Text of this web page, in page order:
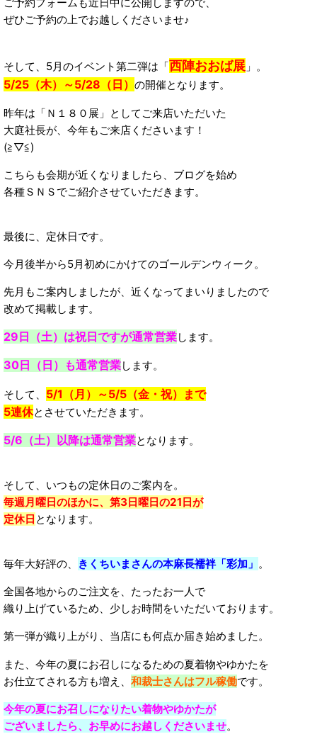
ぜひご予約の上でお越しくださいませ♪
そして、5月のイベント第二弾は「西陣おおば展 」。
5/25（木）～5/28（日） の開催となります。
昨年は「Ｎ１８０展」としてご来店いただいた
大庭社長が、今年もご来店くださいます！
(≧▽≦)
こちらも会期が近くなりましたら、ブログを始め
各種ＳＮＳでご紹介させていただきます。
最後に、定休日です。
今月後半から5月初めにかけてのゴールデンウィーク。
先月もご案内しましたが、近くなってまいりましたので
改めて掲載します。
29日（土）は祝日ですが通常営業します。
30日（日）も通常営業します。
そして、 5/1（月）～5/5（金・祝）まで
5連休とさせていただきます。
5/6（土）以降は通常営業となります。
そして、いつもの定休日のご案内を。
毎週月曜日のほかに、第3日曜日の21日が
定休日 となります。
毎年大好評の、 きくちいまさんの本麻長襦袢「彩加」 。
全国各地からのご注文を、たったお一人で
織り上げているため、少しお時間をいただいております。
第一弾が織り上がり、当店にも何点か届き始めました。
また、今年の夏にお召しになるための夏着物やゆかたを
お仕立てされる方も増え、 和裁士さんはフル稼働です。
今年の夏にお召しになりたい着物やゆかたが
ございましたら、お早めにお越しくださいませ。